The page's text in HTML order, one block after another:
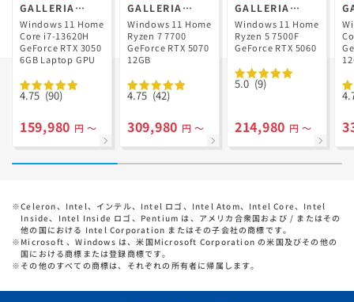
GALLERIA
RL7C-R35-5N
Windows 11 Home
Core i7-13620H
GeForce RTX 3050
6GB Laptop GPU
4.75 (90)
159,980 円 ～
GALLERIA
XPR7A-R57-GD
Ryzen 7 7700
搭載
Windows 11 Home
Ryzen 7 7700
GeForce RTX 5070
12GB
4.75 (42)
309,980 円 ～
GALLERIA
XGR5M-R56-
GD Ryzen 5
7500F搭載
Windows 11 Home
Ryzen 5 7500F
GeForce RTX 5060
5.0 (9)
214,980 円 ～
※Celeron、Intel、インテル、Intel ロゴ、Intel Atom、Intel Core、Intel
Inside、Intel Inside ロゴ、Pentium は、アメリカ合衆国および / またはその
他の国における Intel Corporation またはその子会社の商標です。
※ Microsoft 、Windows は、米国Microsoft Corporation の米国及びその他の
国における商標または登録商標です。
※ その他のすべての商標は、それぞれの所有者に帰属します。